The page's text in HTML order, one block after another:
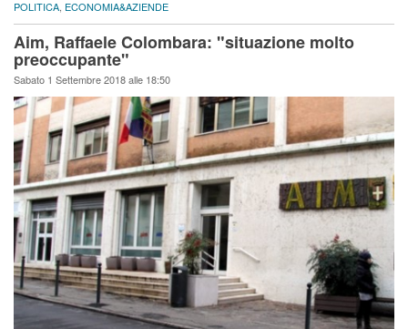
POLITICA ECONOMIA&AZIENDE
Aim, Raffaele Colombara: "situazione molto
preoccupante"
Sabato 1 Settembre 2018 alle 18:50